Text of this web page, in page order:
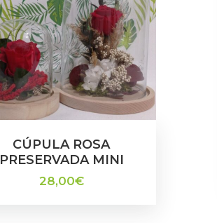
CÚPULA ROSA
PRESERVADA MINI
28,00€